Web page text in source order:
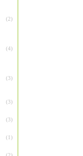
(2)
(4)
(3)
(3)
(3)
(1)